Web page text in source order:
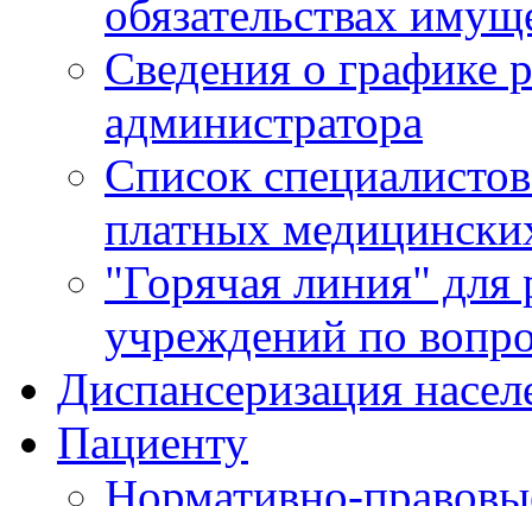
обязательствах
Сведения о графике
администратора
Список
платных
"Горячая линия"
учреждений по
Диспансеризация
Пациенту